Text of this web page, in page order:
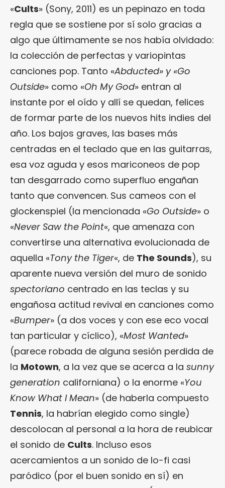
«Cults» (Sony, 2011) es un pepinazo en toda
regla que se sostiene por sí solo gracias a
algo que últimamente se nos había olvidado:
la colección de perfectas y variopintas
canciones pop. Tanto «Abducted» y «Go
Outside» como «Oh My God» entran al
instante por el oído y allí se quedan, felices
de formar parte de los nuevos hits indies del
año. Los bajos graves, las bases más
centradas en el teclado que en las guitarras,
esa voz aguda y esos mariconeos de pop
tan desgarrado como superfluo engañan
tanto que convencen. Sus cameos con el
glockenspiel (la mencionada «Go Outside» o
«Never Saw the Point«, que amenaza con
convertirse una alternativa evolucionada de
aquella «Tony the Tiger«, de The Sounds), su
aparente nueva versión del muro de sonido
spectoriano centrado en las teclas y su
engañosa actitud revival en canciones como
«Bumper» (a dos voces y con ese eco vocal
tan particular y cíclico), «Most Wanted»
(parece robada de alguna sesión perdida de
la Motown, a la vez que se acerca a la sunny
generation californiana) o la enorme «You
Know What I Mean» (de haberla compuesto
Tennis, la habrían elegido como single)
descolocan al personal a la hora de reubicar
el sonido de Cults. Incluso esos
acercamientos a un sonido de lo-fi casi
paródico (por el buen sonido en sí) en